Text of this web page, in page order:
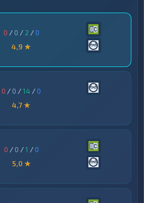
0 / 0 / 2 /0
4,9 ★
0 / 0 /14 /0
4,7 ★
0 / 0 /1 /0
5,0 ★